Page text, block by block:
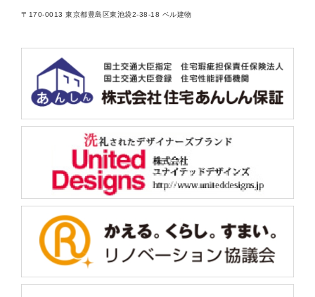
〒170-0013 東京都豊島区東池袋2-38-18 ベル建物